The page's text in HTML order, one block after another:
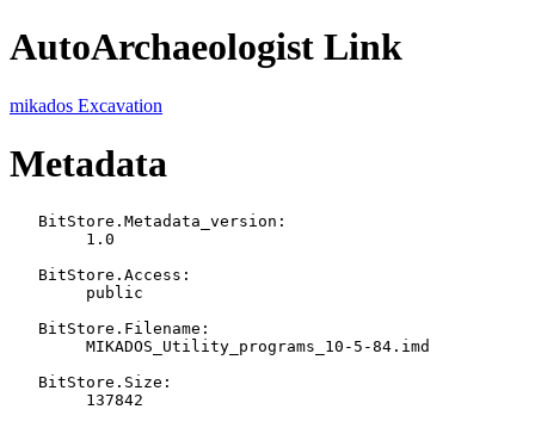
AutoArchaeologist Link
mikados Excavation
Metadata
   BitStore.Metadata_version:
   BitStore.Access:
   BitStore.Filename:
   BitStore.Size: